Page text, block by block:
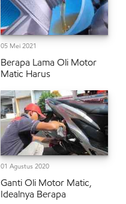
05 Mei 2021
Berapa Lama Oli Motor
Matic Harus
01 Agustus 2020
Ganti Oli Motor Matic,
Idealnya Berapa